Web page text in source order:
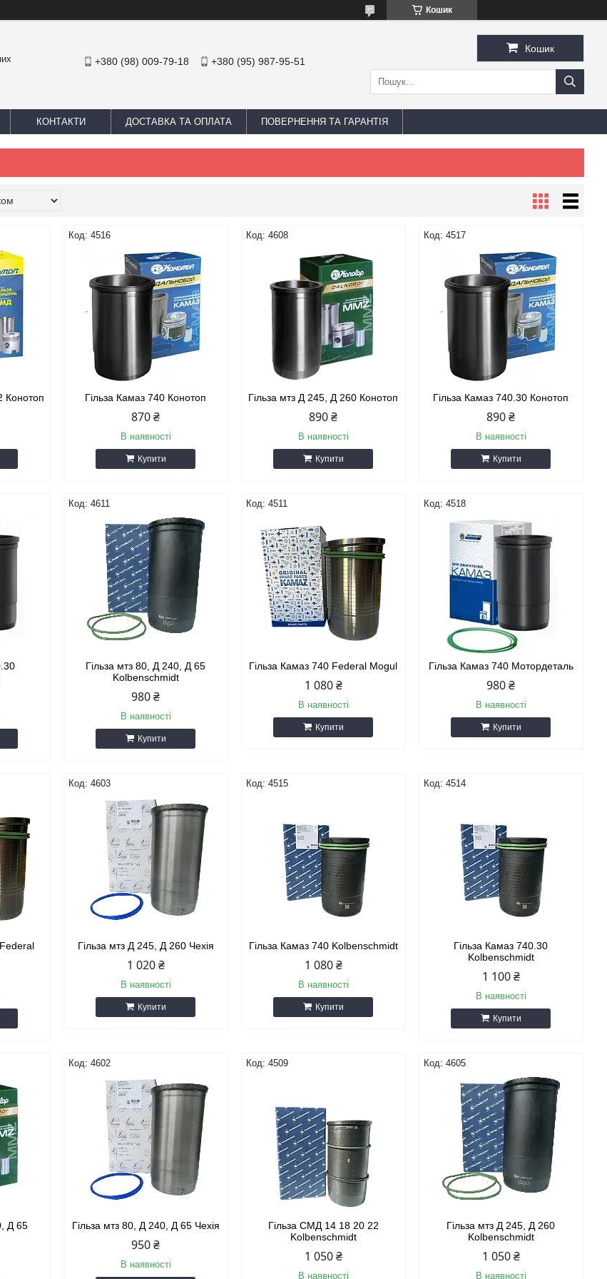
Кошик
+380 (98) 009-79-18 +380 (95) 987-95-51
Кошик
КОНТАКТИ ДОСТАВКА ТА ОПЛАТА ПОВЕРНЕННЯ ТА ГАРАНТІЯ
Конотоп
4516
Гільза Камаз 740 Конотоп
870 ₴
В наявності
Купити
4608
Гільза мтз Д 245, Д 260 Конотоп
890 ₴
В наявності
Купити
4517
Гільза Камаз 740.30 Конотоп
890 ₴
В наявності
Купити
4611
Гільза мтз 80, Д 240, Д 65
Kolbenschmidt
980 ₴
В наявності
Купити
4511
Гільза Камаз 740 Federal Mogul
1 080 ₴
В наявності
Купити
4518
Гільза Камаз 740 Мотордеталь
980 ₴
В наявності
Купити
4603
Гільза мтз Д 245, Д 260 Чехія
1 020 ₴
В наявності
Купити
4515
Гільза Камаз 740 Kolbenschmidt
1 080 ₴
В наявності
Купити
4514
Гільза Камаз 740.30
Kolbenschmidt
1 100 ₴
В наявності
Купити
Д 65
4602
Гільза мтз 80, Д 240, Д 65 Чехія
950 ₴
В наявності
4509
Гільза СМД 14 18 20 22
Kolbenschmidt
1 050 ₴
В наявності
4605
Гільза мтз Д 245, Д 260
Kolbenschmidt
1 050 ₴
В наявності